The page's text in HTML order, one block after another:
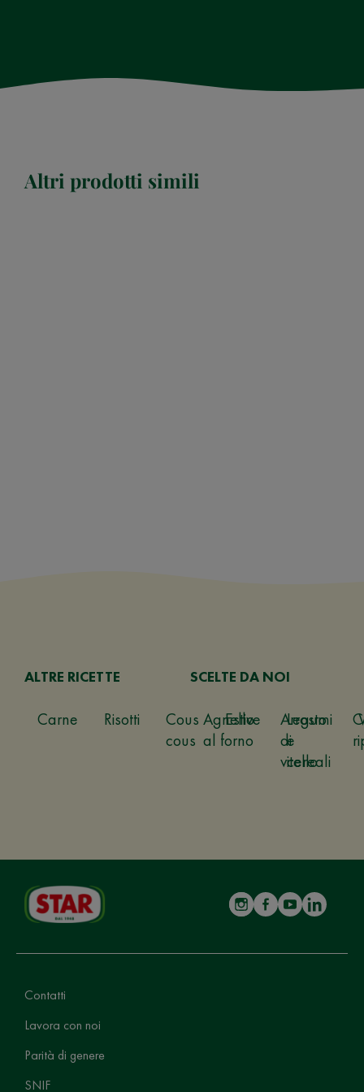
Altri prodotti simili
ALTRE RICETTE
Carne Risotti
Cous
cous
Estive
Legumi
e
cereali
SCELTE DA NOI
Agnello
al forno
Arrosto
di
vitello
Contatti
Lavora con noi
Parità di genere
SNIF